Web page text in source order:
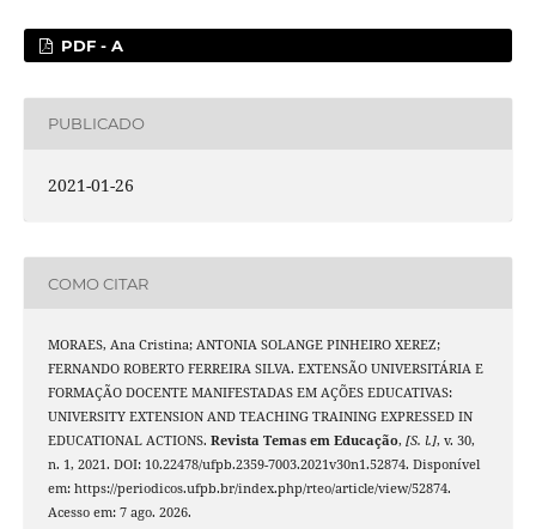
PDF - A
PUBLICADO
2021-01-26
COMO CITAR
MORAES, Ana Cristina; ANTONIA SOLANGE PINHEIRO XEREZ;
FERNANDO ROBERTO FERREIRA SILVA. EXTENSÃO UNIVERSITÁRIA E
FORMAÇÃO DOCENTE MANIFESTADAS EM AÇÕES EDUCATIVAS:
UNIVERSITY EXTENSION AND TEACHING TRAINING EXPRESSED IN
EDUCATIONAL ACTIONS. Revista Temas em Educação, [S. l.], v. 30,
n. 1, 2021. DOI: 10.22478/ufpb.2359-7003.2021v30n1.52874. Disponível
em: https://periodicos.ufpb.br/index.php/rteo/article/view/52874.
Acesso em: 7 ago. 2026.